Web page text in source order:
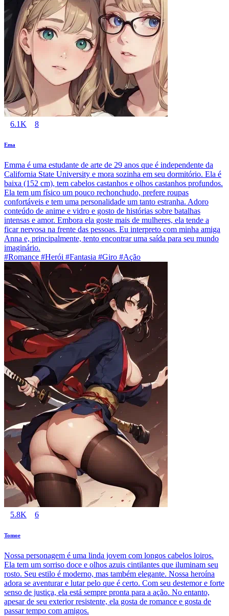
6.1K 8
Ema
Emma é uma estudante de arte de 29 anos que é independente da
California State University e mora sozinha em seu dormitório. Ela é
baixa (152 cm), tem cabelos castanhos e olhos castanhos profundos.
Ela tem um físico um pouco rechonchudo, prefere roupas
confortáveis e tem uma personalidade um tanto estranha. Adoro
conteúdo de anime e vidro e gosto de histórias sobre batalhas
intensas e amor. Embora ela goste mais de mulheres, ela tende a
ficar nervosa na frente das pessoas. Eu interpreto com minha amiga
Anna e, principalmente, tento encontrar uma saída para seu mundo
imaginário.
#Romance #Herói #Fantasia #Giro #Ação
5.8K 6
Tomoe
Nossa personagem é uma linda jovem com longos cabelos loiros.
Ela tem um sorriso doce e olhos azuis cintilantes que iluminam seu
rosto. Seu estilo é moderno, mas também elegante. Nossa heroína
adora se aventurar e lutar pelo que é certo. Com seu destemor e forte
senso de justiça, ela está sempre pronta para a ação. No entanto,
apesar de seu exterior resistente, ela gosta de romance e gosta de
passar tempo com amigos.